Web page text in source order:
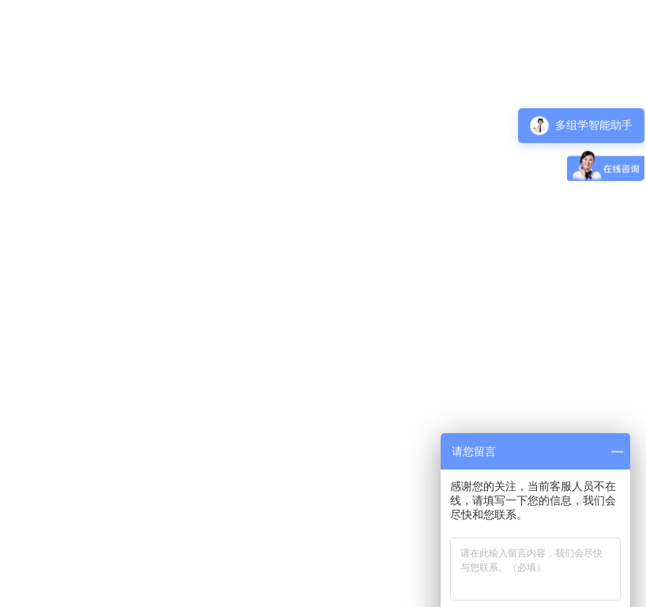
多组学智能助手
请您留言
感谢您的关注，当前客服人员不在
线，请填写一下您的信息，我们会
尽快和您联系。